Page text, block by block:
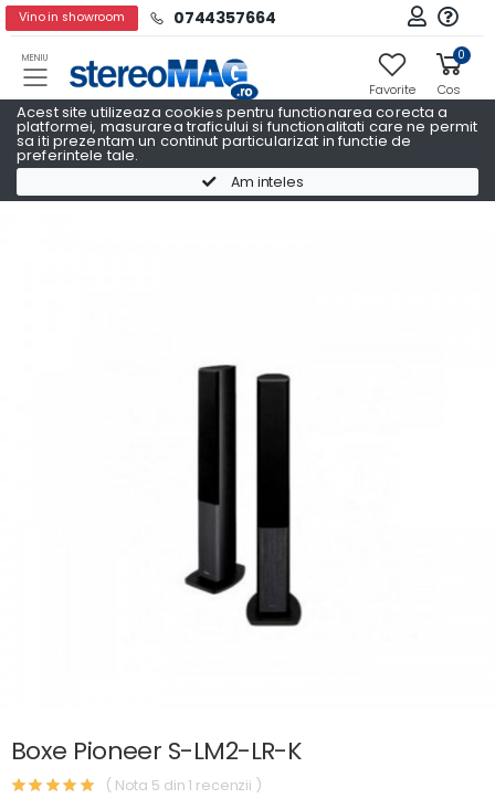
Acest site utilizeaza cookies pentru functionarea corecta a
platformei, masurarea traficului si functionalitati care ne permit
sa iti prezentam un continut particularizat in functie de
preferintele tale.
Am inteles
Vino in showroom 0744357664
MENIU
Favorite
0
Cos
Boxe podea PIONEER
Boxe Pioneer S-LM2-LR-K
( Nota 5 din 1 recenzii )